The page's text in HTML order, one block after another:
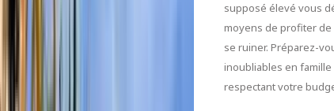
supposé élevé vous
moyens de profiter
se ruiner. Préparez-
inoubliables en
respectant votre